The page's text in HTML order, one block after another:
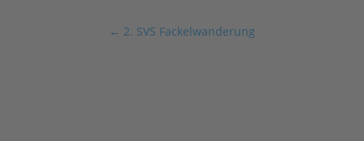
← 2. SVS Fackelwanderung